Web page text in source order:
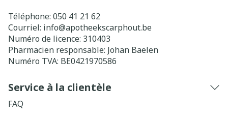
Téléphone: 050 41 21 62
Courriel: info@apotheekscarphout.be
Numéro de licence: 310403
Pharmacien responsable: Johan Baelen
Numéro TVA: BE0421970586
Service à la clientèle
FAQ